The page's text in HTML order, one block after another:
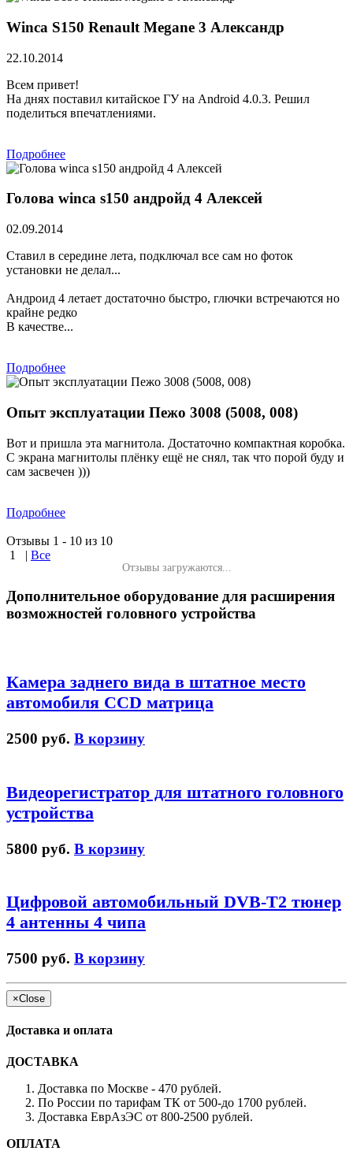
Winca S150 Renault Megane 3 Александр
22.10.2014
Всем привет!
На днях поставил китайское ГУ на Android 4.0.3. Решил
поделиться впечатлениями.
Подробнее
Голова winca s150 андройд 4 Алексей
02.09.2014
Ставил в середине лета, подключал все сам но фоток
установки не делал...
Андроид 4 летает достаточно быстро, глючки встречаются но
крайне редко
В качестве...
Подробнее
Опыт эксплуатации Пежо 3008 (5008, 008)
Вот и пришла эта магнитола. Достаточно компактная коробка.
С экрана магнитолы плёнку ещё не снял, так что порой буду и
сам засвечен )))
Подробнее
Отзывы 1 - 10 из 10
1
| Все
Отзывы загружаются...
Дополнительное оборудование для расширения
возможностей головного устройства
Камера заднего вида в штатное место
автомобиля CCD матрица
2500 руб. В корзину
Видеорегистратор для штатного головного
устройства
5800 руб. В корзину
Цифровой автомобильный DVB-T2 тюнер
4 антенны 4 чипа
7500 руб. В корзину
×Close
Доставка и оплата
ДОСТАВКА
Доставка по Москве - 470 рублей.
По России по тарифам ТК от 500-до 1700 рублей.
Доставка ЕврАзЭС от 800-2500 рублей.
ОПЛАТА